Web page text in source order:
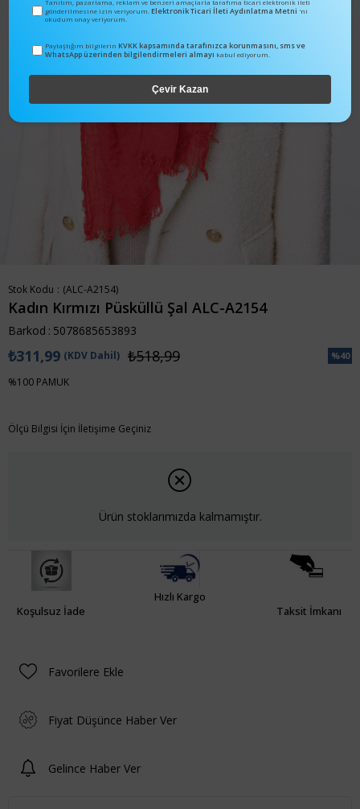
Stok Kodu (ALC-A2154)
Kadın Kırmızı Püsküllü Şal ALC-A2154
Barkod : 5078685653893
%40
₺518,99
₺311,99 (KDV Dahil)
%100 PAMUK
Ölçü Bilgisi İçin İletişime Geçiniz
Ürün stoklarımızda kalmamıştır.
Koşulsuz İade
Hızlı Kargo
Taksit İmkanı
Favorilere Ekle
Fiyat Düşünce Haber Ver
Gelince Haber Ver
Tanıtım, pazarlama, reklam ve benzeri amaçlarla tarafıma ticari elektronik ileti
gönderilmesine izin veriyorum.Elektronik Ticari İleti Aydınlatma Metni 'ni
okudum onay veriyorum.
Paylaştığım bilgilerin KVKK kapsamında tarafınızca korunmasını, sms ve
WhatsApp üzerinden bilgilendirmeleri almayı kabul ediyorum.
Çevir Kazan